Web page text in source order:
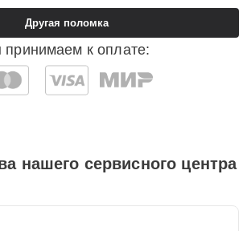
к оплате:
Другая поломка
нашего сервисного центра